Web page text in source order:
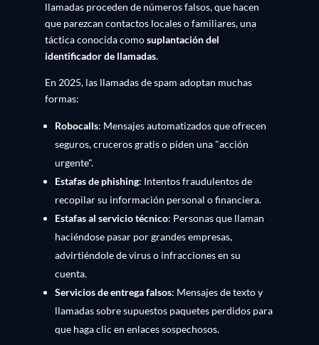
llamadas proceden de números falsos, que hacen
que parezcan contactos locales o familiares, una
táctica conocida comosuplantación del
identificador de llamadas.
En 2025, las llamadas de spam adoptan muchas
formas:
Robocalls: Mensajes automatizados que ofrecen
seguros, cruceros gratis o piden una "acción
urgente".
Estafas de phishing: Intentos fraudulentos de
recopilar su información personal o financiera.
Estafas al servicio técnico: Personas que llaman
haciéndose pasar por grandes empresas,
advirtiéndole de virus o infracciones en su
cuenta.
Servicios de entrega falsos: Mensajes de texto y
llamadas sobre supuestos paquetes perdidos para
que haga clic en enlaces sospechosos.